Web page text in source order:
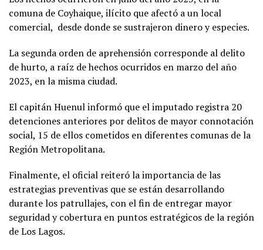
comuna de Coyhaique, ilícito que afectó a un local
comercial, desde donde se sustrajeron dinero y especies.
La segunda orden de aprehensión corresponde al delito
de hurto, a raíz de hechos ocurridos en marzo del año
2023, en la misma ciudad.
El capitán Huenul informó que el imputado registra 20
detenciones anteriores por delitos de mayor connotación
social, 15 de ellos cometidos en diferentes comunas de la
Región Metropolitana.
Finalmente, el oficial reiteró la importancia de las
estrategias preventivas que se están desarrollando
durante los patrullajes, con el fin de entregar mayor
seguridad y cobertura en puntos estratégicos de la región
de Los Lagos.